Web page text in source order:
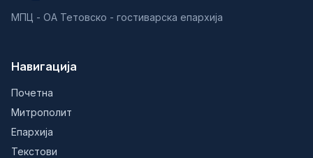
МПЦ - ОА Тетовско - гостиварска епархија
Навигација
Почетна
Митрополит
Епархија
Текстови